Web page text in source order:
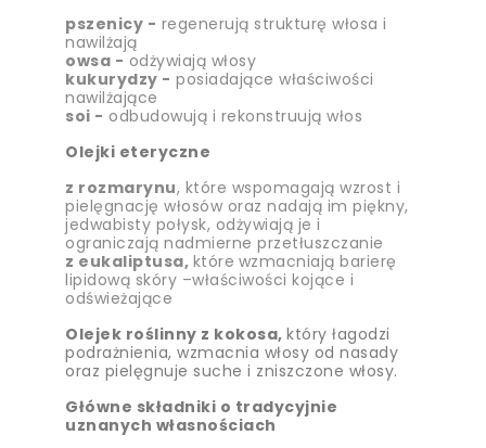
pszenicy - regenerują strukturę włosa i
nawilżają
owsa - odżywiają włosy
kukurydzy - posiadające właściwości
nawilżające
soi - odbudowują i rekonstruują włos
Olejki eteryczne
z rozmarynu, które wspomagają wzrost i
pielęgnację włosów oraz nadają im piękny,
jedwabisty połysk, odżywiają je i
ograniczają nadmierne przetłuszczanie
z eukaliptusa, które wzmacniają barierę
lipidową skóry –właściwości kojące i
odświeżające
Olejek roślinny z kokosa, który łagodzi
podrażnienia, wzmacnia włosy od nasady
oraz pielęgnuje suche i zniszczone włosy.
Główne składniki o tradycyjnie
uznanych własnościach